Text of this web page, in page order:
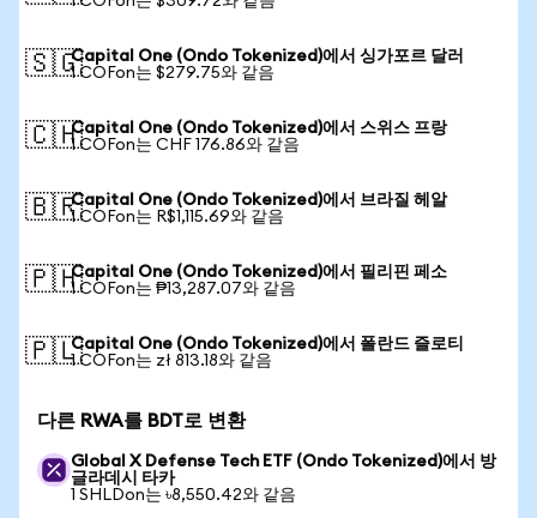
🇸🇬Capital One (Ondo Tokenized)에서 싱가포르 달러
1 COFon는 $279.75와 같음
🇨🇭Capital One (Ondo Tokenized)에서 스위스 프랑
1 COFon는 CHF 176.86와 같음
🇧🇷Capital One (Ondo Tokenized)에서 브라질 헤알
1 COFon는 R$1,115.69와 같음
🇵🇭Capital One (Ondo Tokenized)에서 필리핀 페소
1 COFon는 ₱13,287.07와 같음
🇵🇱Capital One (Ondo Tokenized)에서 폴란드 즐로티
1 COFon는 zł 813.18와 같음
다른 RWA를 BDT로 변환
Global X Defense Tech ETF (Ondo Tokenized)에서 방
글라데시 타카
1 SHLDon는 ৳8,550.42와 같음